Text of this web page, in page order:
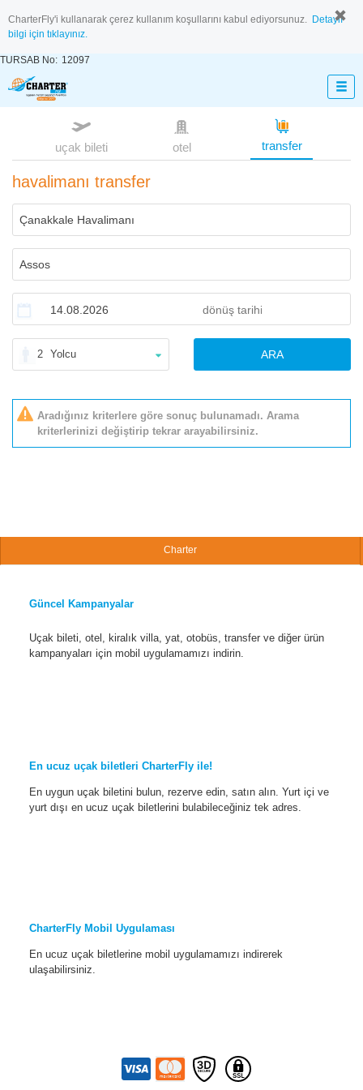
CharterFly'i kullanarak çerez kullanım koşullarını kabul ediyorsunuz. Detaylı
bilgi için tıklayınız.
TURSAB No: 12097
uçak bileti otel transfer
havalimanı transfer
2 Yolcu ARA
Aradığınız kriterlere göre sonuç bulunamadı. Arama
kriterlerinizi değiştirip tekrar arayabilirsiniz.
Charter
Güncel Kampanyalar
Uçak bileti, otel, kiralık villa, yat, otobüs, transfer ve diğer ürün
kampanyaları için mobil uygulamamızı indirin.
En ucuz uçak biletleri CharterFly ile!
En uygun uçak biletini bulun, rezerve edin, satın alın. Yurt içi ve
yurt dışı en ucuz uçak biletlerini bulabileceğiniz tek adres.
CharterFly Mobil Uygulaması
En ucuz uçak biletlerine mobil uygulamamızı indirerek
ulaşabilirsiniz.